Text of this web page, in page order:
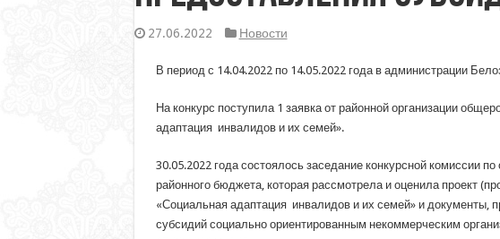
27.06.2022 Новости
В период с 14.04.2022 по 14.05.2022 года в администрации
На конкурс поступила 1 заявка от районной организации
адаптация инвалидов и их семей».
30.05.2022 года состоялось заседание конкурсной комиссии
районного бюджета, которая рассмотрела и оценила проект
«Социальная адаптация инвалидов и их семей» и документы,
субсидий социально ориентированным некоммерческим